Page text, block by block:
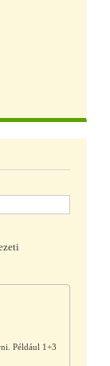
Például 1+3